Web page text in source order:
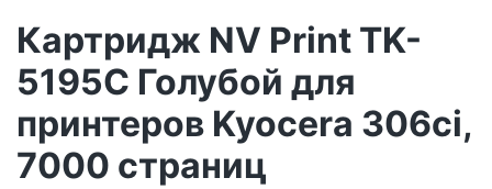
Картридж NV Print TK-
5195С Голубой для
принтеров Kyocera 306ci,
7000 страниц